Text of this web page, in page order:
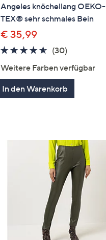
Angeles knöchellang OEKO-
TEX® sehr schmales Bein
€ 35,99
4.5
(30)
Weitere Farben verfügbar
In den Warenkorb